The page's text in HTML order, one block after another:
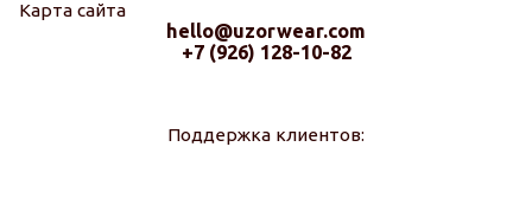
Карта сайта
hello@uzorwear.com
+7 (926) 128-10-82
Поддержка клиентов: